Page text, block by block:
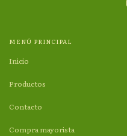
MENÚ PRINCIPAL
Inicio
Productos
Contacto
Compra mayorista